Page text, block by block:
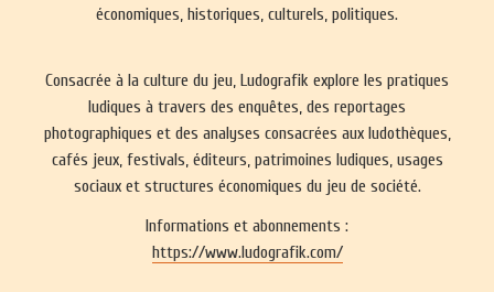
économiques, historiques, culturels, politiques.
Consacrée à la culture du jeu, Ludografik explore les pratiques
ludiques à travers des enquêtes, des reportages
photographiques et des analyses consacrées aux ludothèques,
cafés jeux, festivals, éditeurs, patrimoines ludiques, usages
sociaux et structures économiques du jeu de société.
Informations et abonnements :
https://www.ludografik.com/